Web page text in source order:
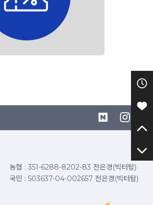
농협 : 351-6288-8202-83 전은경(빅터탑)
국민 : 503637-04-002657 전은경(빅터탑)